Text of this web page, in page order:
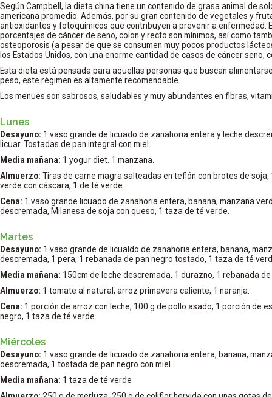
Según Campbell, la dieta china tiene un contenido de grasa animal de
americana promedio. Además, por su gran contenido de vegetales y
antioxidantes y fotoquímicos que contribuyen a prevenir a enfermedad.
porcentajes de cáncer de seno, colon y recto son mínimos, así como
osteoporosis (a pesar de que se consumen muy pocos productos
los Estados Unidos, con una enorme cantidad de casos de cáncer seno,
Esta dieta está pensada para aquellas personas que buscan
peso, este régimen es altamente recomendable.
Los menues son sabrosos, saludables y muy abundantes en fibras,
Lunes
Desayuno: 1 vaso grande de licuado de zanahoria entera y leche
licuar. Tostadas de pan integral con miel.
Media mañana: 1 yogur diet. 1 manzana.
Almuerzo: Tiras de carne magra salteadas en teflón con brotes de
verde con cáscara, 1 de té verde.
Cena: 1 vaso grande licuado de zanahoria entera, banana, manzana
descremada, Milanesa de soja con queso, 1 taza de té verde.
Martes
Desayuno: 1 vaso grande de licualdo de zanahoria entera, banana,
descremada, 1 pera, 1 rebanada de pan negro tostado, 1 taza de té
Media mañana: 150cm de leche descremada, 1 durazno, 1 rebanada
Almuerzo: 1 tomate al natural, arroz primavera caliente, 1 naranja.
Cena: 1 porción de arroz con leche, 100 g de pollo asado, 1 porción de
negro, 1 taza de té verde.
Miércoles
Desayuno: 1 vaso grande de licuado de zanahoria entera, banana,
descremada, 1 tostada de pan negro con miel.
Media mañana: 1 taza de té verde